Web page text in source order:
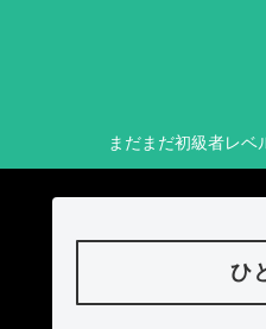
まだまだ初級者レ
ひ